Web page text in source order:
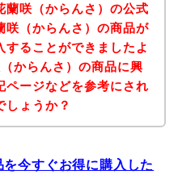
蘭咲（からんさ）の公式
咲（からんさ）の商品が
することができましたよ
からんさ）の商品に興
ページなどを参考にされ
しょうか？
今すぐお得に購入した